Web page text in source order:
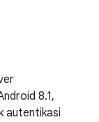
8.1,
autentikasi